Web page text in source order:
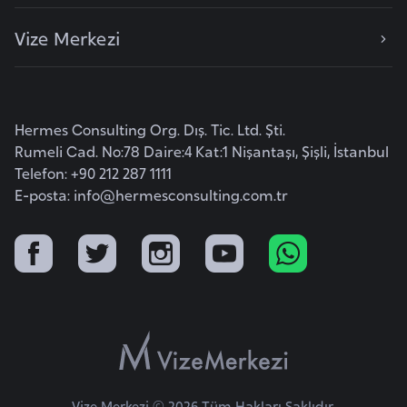
Vize Merkezi
Hermes Consulting Org. Dış. Tic. Ltd. Şti.
Rumeli Cad. No:78 Daire:4 Kat:1 Nişantaşı, Şişli, İstanbul
Telefon: +90 212 287 1111
E-posta: info@hermesconsulting.com.tr
y
n
a
G
i